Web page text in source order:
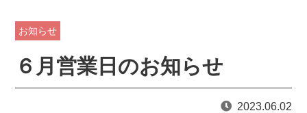
お知らせ
６月営業日のお知らせ
2023.06.02